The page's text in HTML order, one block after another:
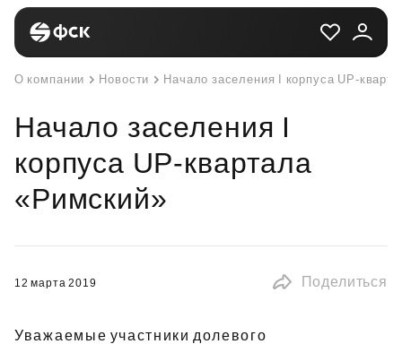
О компании Новости Начало заселения I корпуса UP-
Начало заселения I
корпуса UP-квартала
«Римский»
12 марта 2019 Поделиться
Уважаемые участники долевого